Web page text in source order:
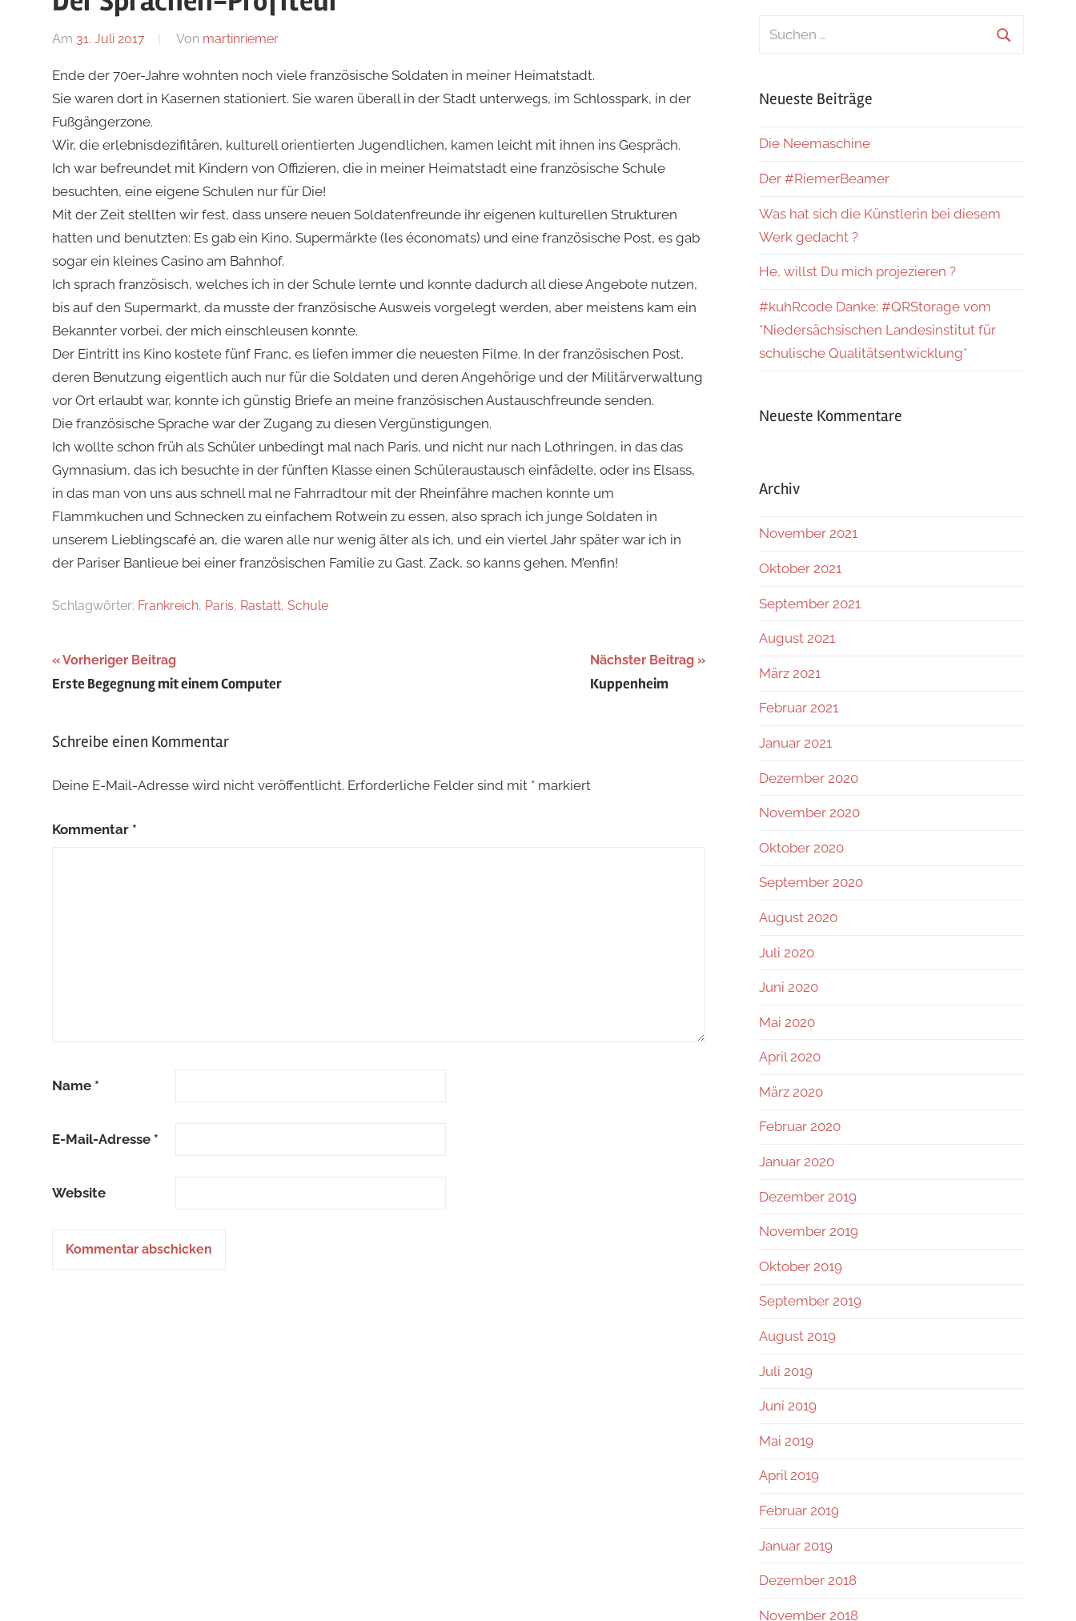
Blog
Am 31. Juli 2017 Von martinriemerIn
Ende der 70er-Jahre wohnten noch viele französische Soldaten in meiner Heimatstadt.
Sie waren dort in Kasernen stationiert. Sie waren überall in der Stadt unterwegs, im Schlosspark, in der
Fußgängerzone.
Wir, die erlebnisdezifitären, kulturell orientierten Jugendlichen, kamen leicht mit ihnen ins Gespräch.
Ich war befreundet mit Kindern von Offizieren, die in meiner Heimatstadt eine französische Schule
besuchten, eine eigene Schulen nur für Die!
Mit der Zeit stellten wir fest, dass unsere neuen Soldatenfreunde ihr eigenen kulturellen Strukturen
hatten und benutzten: Es gab ein Kino, Supermärkte (les économats) und eine französische Post, es gab
sogar ein kleines Casino am Bahnhof.
Ich sprach französisch, welches ich in der Schule lernte und konnte dadurch all diese Angebote nutzen,
bis auf den Supermarkt, da musste der französische Ausweis vorgelegt werden, aber meistens kam ein
Bekannter vorbei, der mich einschleusen konnte.
Der Eintritt ins Kino kostete fünf Franc, es liefen immer die neuesten Filme. In der französischen Post,
deren Benutzung eigentlich auch nur für die Soldaten und deren Angehörige und der Militärverwaltung
vor Ort erlaubt war, konnte ich günstig Briefe an meine französischen Austauschfreunde senden.
Die französische Sprache war der Zugang zu diesen Vergünstigungen.
Ich wollte schon früh als Schüler unbedingt mal nach Paris, und nicht nur nach Lothringen, in das das
Gymnasium, das ich besuchte in der fünften Klasse einen Schüleraustausch einfädelte, oder ins Elsass,
in das man von uns aus schnell mal ne Fahrradtour mit der Rheinfähre machen konnte um
Flammkuchen und Schnecken zu einfachem Rotwein zu essen, also sprach ich junge Soldaten in
unserem Lieblingscafé an, die waren alle nur wenig älter als ich, und ein viertel Jahr später war ich in
der Pariser Banlieue bei einer französischen Familie zu Gast. Zack, so kanns gehen, M’enfin!
Schlagwörter: Frankreich, Paris, Rastatt, Schule
Beitragsnavigation
Vorheriger Beitrag
Erste Begegnung mit einem Computer
Nächster Beitrag
Kuppenheim
Schreibe einen Kommentar
Deine E-Mail-Adresse wird nicht veröffentlicht. Erforderliche Felder sind mit *markiert
Kommentar *
Name *
E-Mail-Adresse *
Website
Suchen
Neueste Beiträge
Die Neemaschine
Der #RiemerBeamer
Was hat sich die Künstlerin bei diesem
Werk gedacht ?
He, willst Du mich projezieren ?
#kuhRcode Danke: #QRStorage vom
*Niedersächsischen Landesinstitut für
schulische Qualitätsentwicklung*
Neueste Kommentare
Archiv
November 2021
Oktober 2021
September 2021
August 2021
März 2021
Februar 2021
Januar 2021
Dezember 2020
November 2020
Oktober 2020
September 2020
August 2020
Juli 2020
Juni 2020
Mai 2020
April 2020
März 2020
Februar 2020
Januar 2020
Dezember 2019
November 2019
Oktober 2019
September 2019
August 2019
Juli 2019
Juni 2019
Mai 2019
April 2019
Februar 2019
Januar 2019
Dezember 2018
November 2018